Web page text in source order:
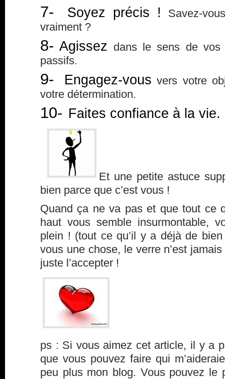
7- Soyez précis !
Savez-
vraiment ?
8- Agissez dans le sens de vos
passifs.
9- Engagez-vous vers votre
votre détermination.
10- Faites confiance à la vie.
Et une petite astuce
bien parce que c’est vous !
Quand ça ne va pas et que tout ce
haut vous semble insurmontable,
plein ! (tout ce qu’il y a déjà de
vous une chose, le verre n’est
juste l’accepter !
ps : Si vous aimez cet article, il y a
que vous pouvez faire qui
peu plus mon blog. Vous pouvez le